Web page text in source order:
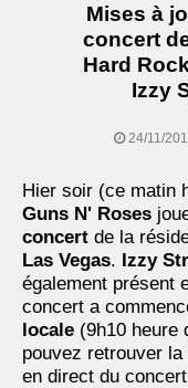
Mises à
concert
Hard
Izzy
24/11/
Hier soir (ce matin
Guns N' Roses
concert de la
Las Vegas. Izzy
également présent
concert a
locale (9h10 heure
pouvez retrouver
en direct du